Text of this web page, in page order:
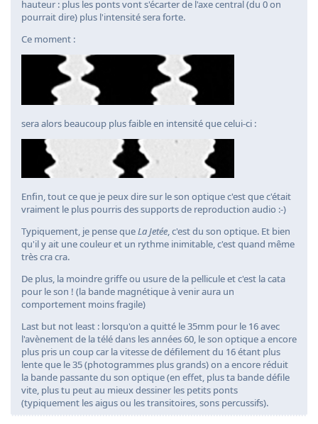
hauteur : plus les ponts vont s'écarter de l'axe central (du 0 on
pourrait dire) plus l'intensité sera forte.
Ce moment :
sera alors beaucoup plus faible en intensité que celui-ci :
Enfin, tout ce que je peux dire sur le son optique c'est que c'était
vraiment le plus pourris des supports de reproduction audio :-)
Typiquement, je pense queLa Jetée, c'est du son optique. Et bien
qu'il y ait une couleur et un rythme inimitable, c'est quand même
très cra cra.
De plus, la moindre griffe ou usure de la pellicule et c'est la cata
pour le son ! (la bande magnétique à venir aura un
comportement moins fragile)
Last but not least : lorsqu'on a quitté le 35mm pour le 16 avec
l'avènement de la télé dans les années 60, le son optique a encore
plus pris un coup car la vitesse de défilement du 16 étant plus
lente que le 35 (photogrammes plus grands) on a encore réduit
la bande passante du son optique (en effet, plus ta bande défile
vite, plus tu peut au mieux dessiner les petits ponts
(typiquement les aigus ou les transitoires, sons percussifs).